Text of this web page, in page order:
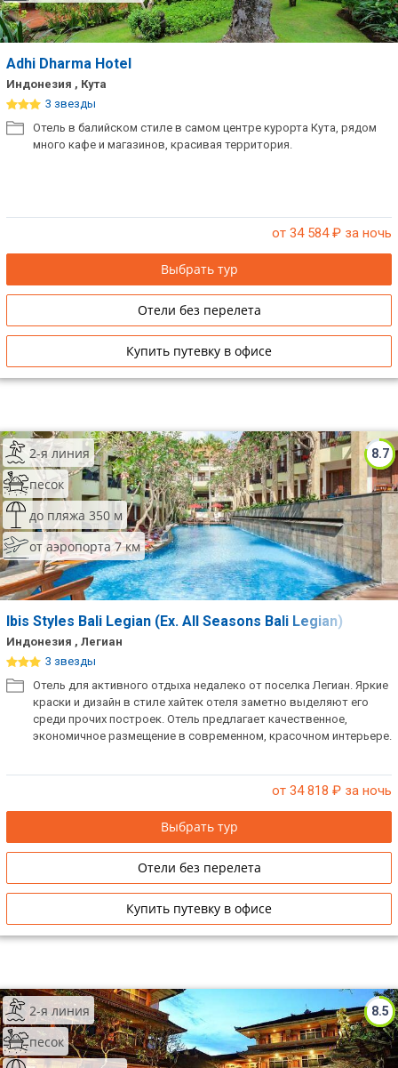
Adhi Dharma Hotel
Индонезия , Кута
3 звезды
Отель в балийском стиле в самом центре курорта Кута, рядом
много кафе и магазинов, красивая территория.
от 34 584₽ за ночь
Выбрать тур
Отели без перелета
Купить путевку в офисе
8.7
2-я линия
песок
до пляжа 350 м
от аэропорта 7 км
Ibis Styles Bali Legian (Ex. All Seasons Bali Legian)
Индонезия , Легиан
3 звезды
Отель для активного отдыха недалеко от поселка Легиан. Яркие
краски и дизайн в стиле хайтек отеля заметно выделяют его
среди прочих построек. Отель предлагает качественное,
экономичное размещение в современном, красочном интерьере.
от 34 818 ₽ за ночь
Выбрать тур
Отели без перелета
Купить путевку в офисе
8.5
2-я линия
песок